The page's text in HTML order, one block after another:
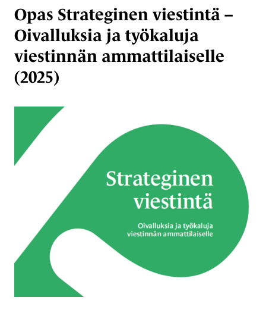
Opas Strateginen viestintä –
Oivalluksia ja työkaluja
viestinnän ammattilaiselle
(2025)